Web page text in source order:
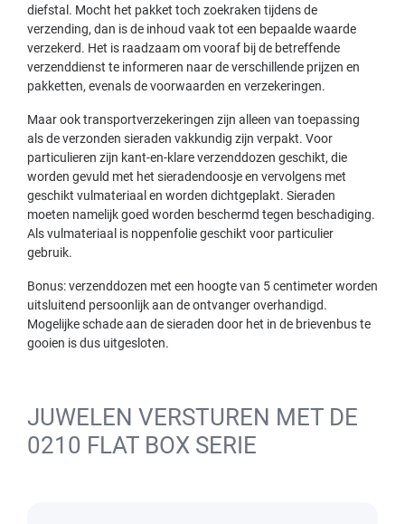
diefstal. Mocht het pakket toch zoekraken tijdens de
verzending, dan is de inhoud vaak tot een bepaalde waarde
verzekerd. Het is raadzaam om vooraf bij de betreffende
verzenddienst te informeren naar de verschillende prijzen en
pakketten, evenals de voorwaarden en verzekeringen.
Maar ook transportverzekeringen zijn alleen van toepassing
als de verzonden sieraden vakkundig zijn verpakt. Voor
particulieren zijn kant-en-klare verzenddozen geschikt, die
worden gevuld met het sieradendoosje en vervolgens met
geschikt vulmateriaal en worden dichtgeplakt. Sieraden
moeten namelijk goed worden beschermd tegen beschadiging.
Als vulmateriaal is noppenfolie geschikt voor particulier
gebruik.
Bonus: verzenddozen met een hoogte van 5 centimeter worden
uitsluitend persoonlijk aan de ontvanger overhandigd.
Mogelijke schade aan de sieraden door het in de brievenbus te
gooien is dus uitgesloten.
JUWELEN VERSTUREN MET DE
0210 FLAT BOX SERIE